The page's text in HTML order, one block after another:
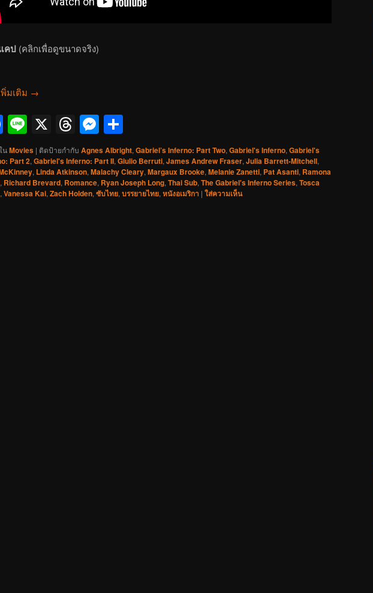
คป (คลิกเพื่อดูขนาดจริง)
มเติม →
Facebook
Line
X Threads
Messenger
นMovies | ติดป้ายกำกับ Agnes Albright, Gabriel’s Inferno: Part Two, Gabriel's Inferno, Gabriel's
Part 2, Gabriel's Inferno: Part II, Giulio Berruti, James Andrew Fraser, Julia Barrett-Mitchell,
, Linda Atkinson, Malachy Cleary, Margaux Brooke, Melanie Zanetti, Pat Asanti, Ramona
, Richard Brevard, Romance, Ryan Joseph Long, Thai Sub, The Gabriel's Inferno Series, Tosca
, Vanessa Kai, Zach Holden, ซับไทย, บรรยายไทย, หนังอเมริกา | ใส่ความเห็น